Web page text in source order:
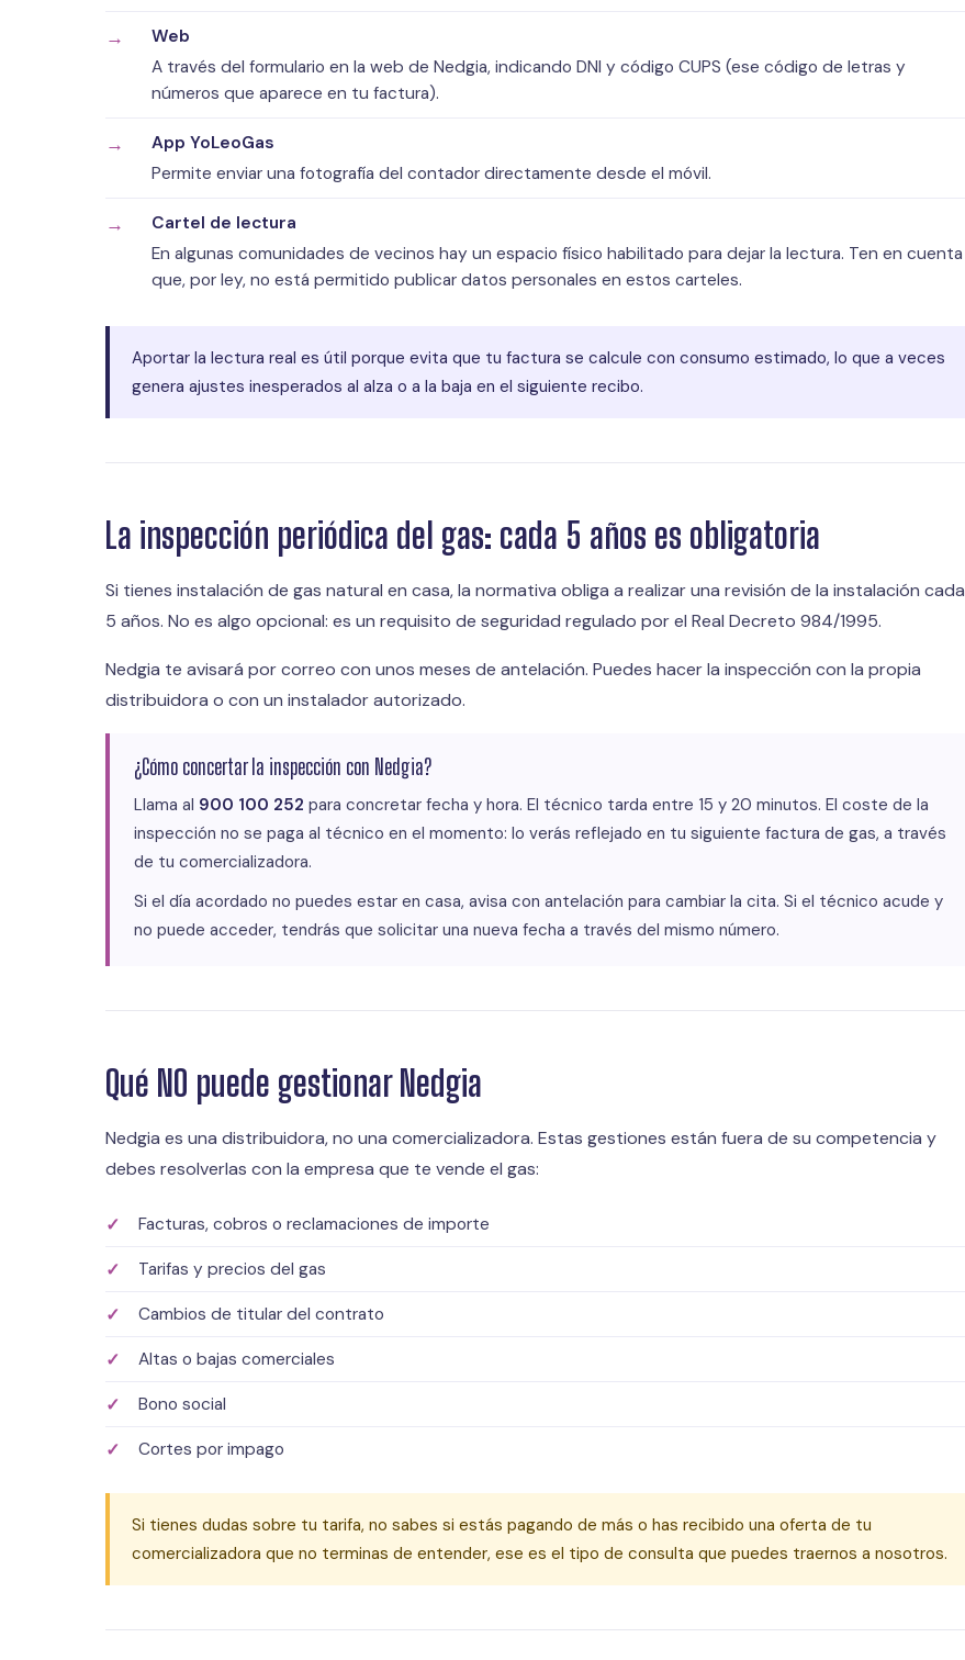
Web
A través del formulario en la web de Nedgia, indicando DNI y código CUPS (ese código de letras y
números que aparece en tu factura).
App YoLeoGas
Permite enviar una fotografía del contador directamente desde el móvil.
Cartel de lectura
En algunas comunidades de vecinos hay un espacio físico habilitado para dejar la lectura. Ten en cuenta
que, por ley, no está permitido publicar datos personales en estos carteles.
Aportar la lectura real es útil porque evita que tu factura se calcule con consumo estimado, lo que a veces
genera ajustes inesperados al alza o a la baja en el siguiente recibo.
La inspección periódica del gas: cada 5 años es obligatoria
Si tienes instalación de gas natural en casa, la normativa obliga a realizar una revisión de la instalación cada
5 años. No es algo opcional: es un requisito de seguridad regulado por el Real Decreto 984/1995.
Nedgia te avisará por correo con unos meses de antelación. Puedes hacer la inspección con la propia
distribuidora o con un instalador autorizado.
¿Cómo concertar la inspección con Nedgia?
Llama al 900 100 252 para concretar fecha y hora. El técnico tarda entre 15 y 20 minutos. El coste de la
inspección no se paga al técnico en el momento: lo verás reflejado en tu siguiente factura de gas, a través
de tu comercializadora.
Si el día acordado no puedes estar en casa, avisa con antelación para cambiar la cita. Si el técnico acude y
no puede acceder, tendrás que solicitar una nueva fecha a través del mismo número.
Qué NO puede gestionar Nedgia
Nedgia es una distribuidora, no una comercializadora. Estas gestiones están fuera de su competencia y
debes resolverlas con la empresa que te vende el gas:
Facturas, cobros o reclamaciones de importe
Tarifas y precios del gas
Cambios de titular del contrato
Altas o bajas comerciales
Bono social
Cortes por impago
Si tienes dudas sobre tu tarifa, no sabes si estás pagando de más o has recibido una oferta de tu
comercializadora que no terminas de entender, ese es el tipo de consulta que puedes traernos a nosotros.